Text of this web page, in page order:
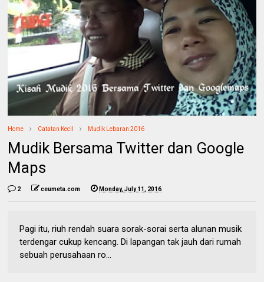
Home Catatan Kecil Mudik Lebaran 2016
Mudik Bersama Twitter dan Google
Maps
2 ceumeta.com Monday, July 11, 2016
Pagi itu, riuh rendah suara sorak-sorai serta alunan musik
terdengar cukup kencang. Di lapangan tak jauh dari rumah
sebuah perusahaan ro...